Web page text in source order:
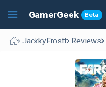
GamerGeek Beta
JackkyFrostt Reviews